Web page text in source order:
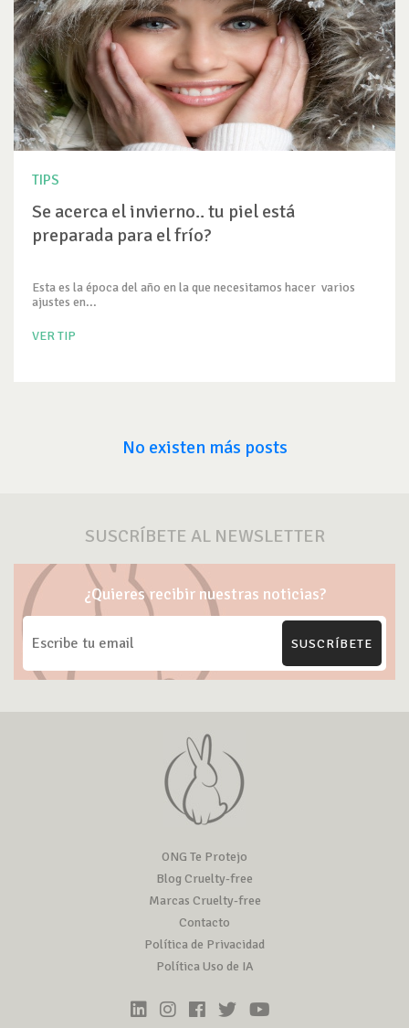
TIPS
Se acerca el invierno.. tu piel está
preparada para el frío?
Esta es la época del año en la que necesitamos hacer varios
ajustes en...
VER TIP
No existen más posts
SUSCRÍBETE AL NEWSLETTER
¿Quieres recibir nuestras noticias?
SUSCRÍBETE
ONG Te Protejo
Blog Cruelty-free
Marcas Cruelty-free
Contacto
Política de Privacidad
Política Uso de IA